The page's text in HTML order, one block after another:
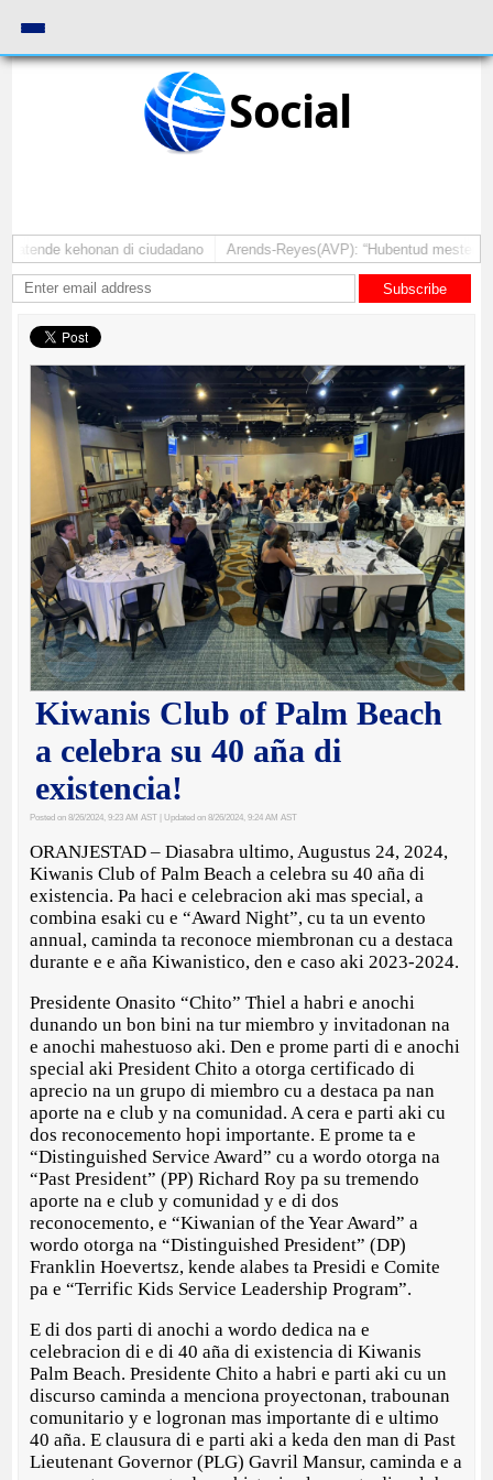
Social
kehonan di ciudadano Arends-Reyes(AVP): “Hubentud mester
Subscribe
Kiwanis Club of Palm Beach
a celebra su 40 aña di
existencia!
Posted on 8/26/2024, 9:23 AM AST | Updated on 8/26/2024, 9:24 AM AST
ORANJESTAD – Diasabra ultimo, Augustus 24, 2024,
Kiwanis Club of Palm Beach a celebra su 40 aña di
existencia. Pa haci e celebracion aki mas special, a
combina esaki cu e “Award Night”, cu ta un evento
annual, caminda ta reconoce miembronan cu a destaca
durante e e aña Kiwanistico, den e caso aki 2023-2024.
Presidente Onasito “Chito” Thiel a habri e anochi
dunando un bon bini na tur miembro y invitadonan na
e anochi mahestuoso aki. Den e prome parti di e anochi
special aki President Chito a otorga certificado di
aprecio na un grupo di miembro cu a destaca pa nan
aporte na e club y na comunidad. A cera e parti aki cu
dos reconocemento hopi importante. E prome ta e
“Distinguished Service Award” cu a wordo otorga na
“Past President” (PP) Richard Roy pa su tremendo
aporte na e club y comunidad y e di dos
reconocemento, e “Kiwanian of the Year Award” a
wordo otorga na “Distinguished President” (DP)
Franklin Hoevertsz, kende alabes ta Presidi e Comite
pa e “Terrific Kids Service Leadership Program”.
E di dos parti di anochi a wordo dedica na e
celebracion di e di 40 aña di existencia di Kiwanis
Palm Beach. Presidente Chito a habri e parti aki cu un
discurso caminda a menciona proyectonan, trabounan
comunitario y e logronan mas importante di e ultimo
40 aña. E clausura di e parti aki a keda den man di Past
Lieutenant Governor (PLG) Gavril Mansur, caminda e a